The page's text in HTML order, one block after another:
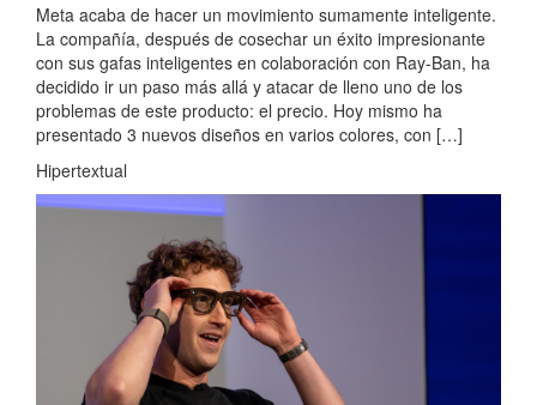
Meta acaba de hacer un movimiento sumamente inteligente.
La compañía, después de cosechar un éxito impresionante
con sus gafas inteligentes en colaboración con Ray-Ban, ha
decidido ir un paso más allá y atacar de lleno uno de los
problemas de este producto: el precio. Hoy mismo ha
presentado 3 nuevos diseños en varios colores, con […]
Hipertextual